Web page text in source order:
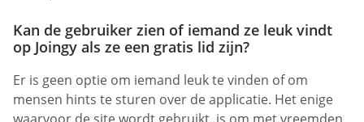
Kan de gebruiker zien of iemand ze leuk vindt
op Joingy als ze een gratis lid zijn?
Er is geen optie om iemand leuk te vinden of om
mensen hints te sturen over de applicatie. Het enige